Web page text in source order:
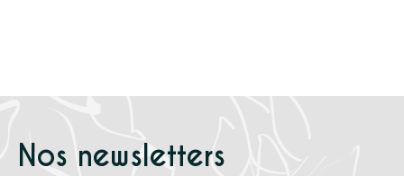
Nos newsletters